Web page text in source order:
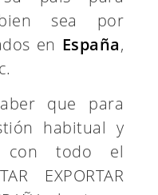
sea por
en España,
que para
habitual y
con todo el
EXPORTAR